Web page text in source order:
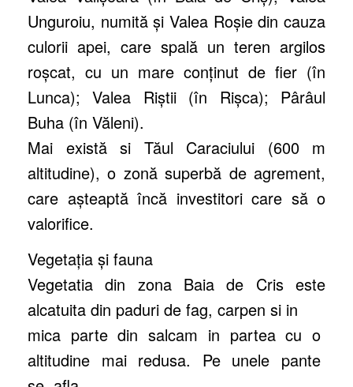
Unguroiu, numită şi Valea Roşie din cauza
culorii apei, care spală un teren argilos
roşcat, cu un mare conţinut de fier (în
Lunca); Valea Riştii (în Rişca); Pârâul
Buha (în Văleni).
Mai există si Tăul Caraciului (600 m
altitudine), o zonă superbă de agrement,
care aşteaptă încă investitori care să o
valorifice.
Vegetaţia şi fauna
Vegetatia din zona Baia de Cris este
alcatuita din paduri de fag, carpen si in
mica parte din salcam in partea cu o
altitudine mai redusa. Pe unele pante